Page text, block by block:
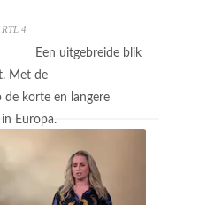
RTL 4
Een uitgebreide blik
Met de
korte en langere
Europa.